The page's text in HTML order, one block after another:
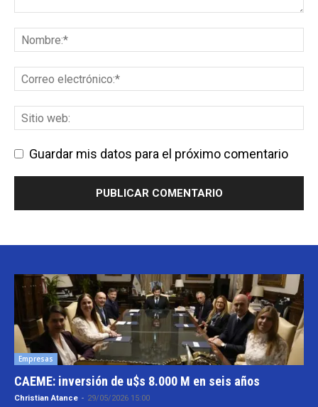
Guardar mis datos para el próximo comentario
Empresas
CAEME: inversión de u$s 8.000 M en seis años
Christian Atance - 29/05/2026 15:00